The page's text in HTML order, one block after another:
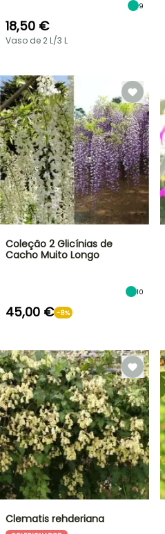
9
18,50 €
Vaso de 2 L/3 L
Coleção 2 Glicínias de
Cacho Muito Longo
10
45,00 € -8%
Clematis rehderiana